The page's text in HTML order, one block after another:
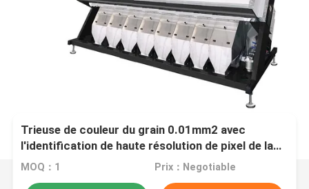
Trieuse de couleur du grain 0.01mm2 avec
l'identification de haute résolution de pixel de la
caméra 5340
MOQ：1 Prix：Negotiable